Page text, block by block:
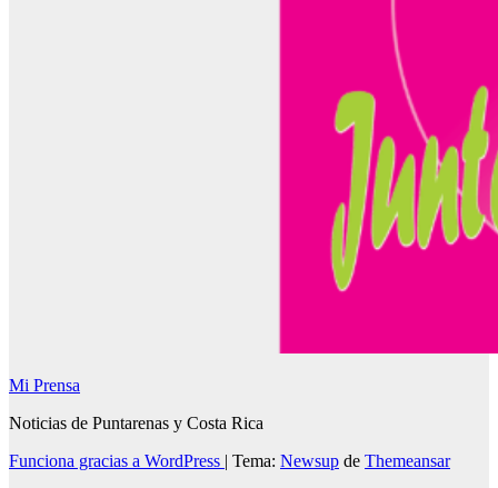
Mi Prensa
Noticias de Puntarenas y Costa Rica
Funciona gracias a WordPress | Tema: Newsup de Themeansar